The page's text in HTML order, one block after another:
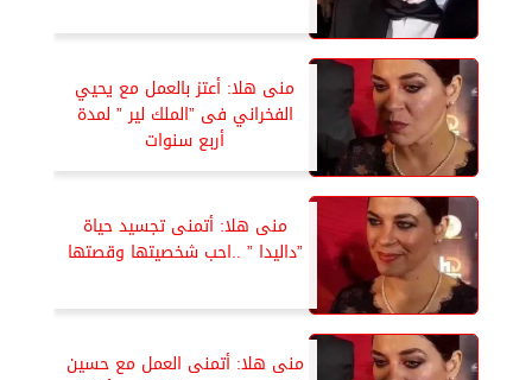
منى هلا: أعتز بالعمل مع يحيي
الفخراني فى ”الملك لير ” لمدة
أربع سنوات
منى هلا: أتمنى تجسيد حياة
”داليدا ” ..احب شخصيتها وقصتها
منى هلا: أتمنى العمل مع حسين